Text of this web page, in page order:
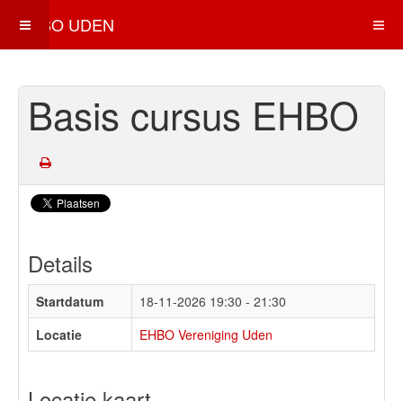
EHBO UDEN
Basis cursus EHBO
Details
Startdatum 18-11-2026 19:30 - 21:30
Locatie
EHBO Vereniging Uden